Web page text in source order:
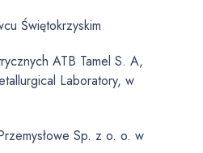
Świętokrzyskim
ATB Tamel S. A,
Laboratory, w
Sp. z o. o. w